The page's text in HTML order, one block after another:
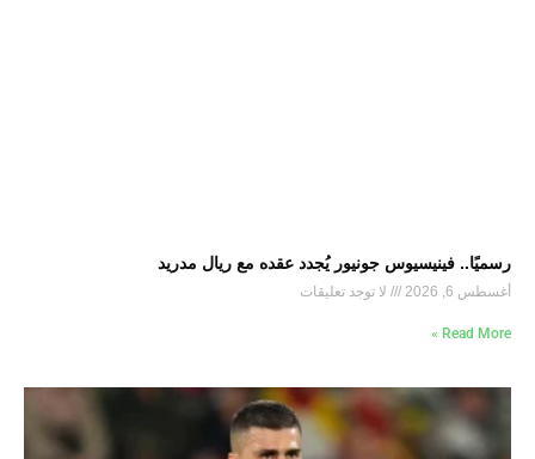
رسميًا.. فينيسيوس جونيور يُجدد عقده مع ريال مدريد
أغسطس 6, 2026 لا توجد تعليقات
Read More »